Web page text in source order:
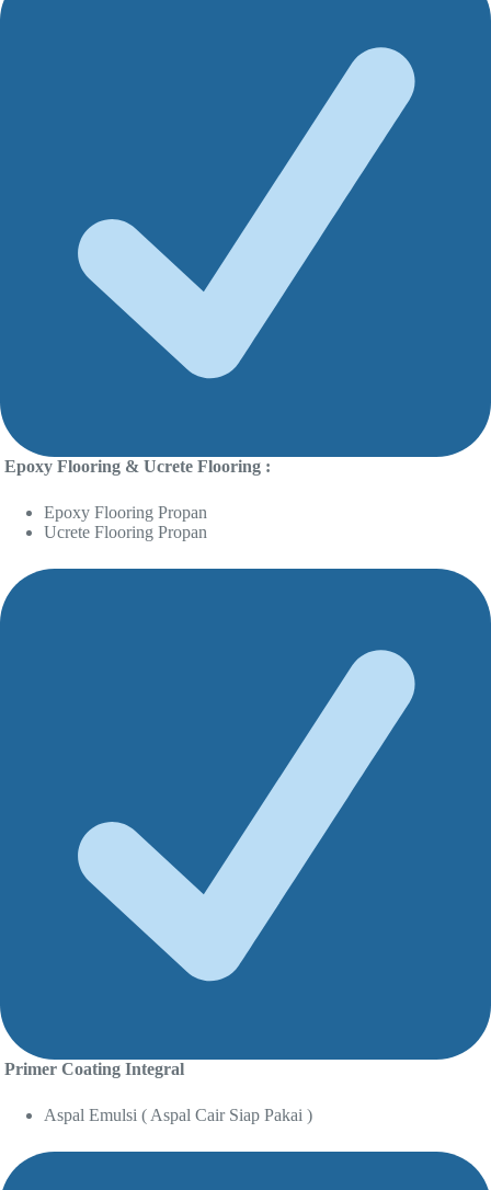
Epoxy Flooring & Ucrete Flooring :
Epoxy Flooring Propan
Ucrete Flooring Propan
Primer Coating Integral
Aspal Emulsi ( Aspal Cair Siap Pakai )